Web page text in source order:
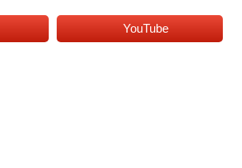
YouTube